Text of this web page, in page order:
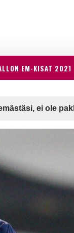
EM-KISAT 2021
ei ole